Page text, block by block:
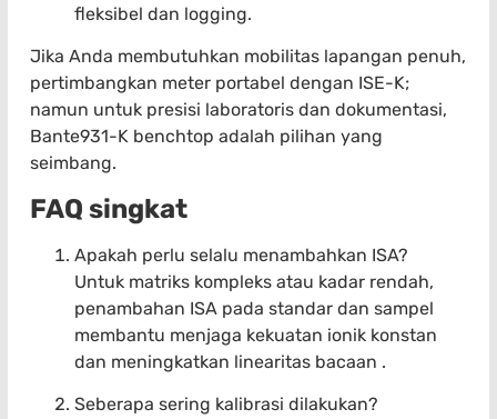
fleksibel dan logging.
Jika Anda membutuhkan mobilitas lapangan penuh,
pertimbangkan meter portabel dengan ISE-K;
namun untuk presisi laboratoris dan dokumentasi,
Bante931-K benchtop adalah pilihan yang
seimbang.
FAQ singkat
Apakah perlu selalu menambahkan ISA?
Untuk matriks kompleks atau kadar rendah,
penambahan ISA pada standar dan sampel
membantu menjaga kekuatan ionik konstan
dan meningkatkan linearitas bacaan .
Seberapa sering kalibrasi dilakukan?